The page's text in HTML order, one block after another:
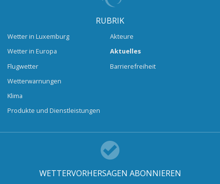
RUBRIK
Wetter in Luxemburg
Wetter in Europa
Flugwetter
Wetterwarnungen
Klima
Produkte und Dienstleistungen
Akteure
Aktuelles
Barrierefreiheit
WETTERVORHERSAGEN ABONNIEREN